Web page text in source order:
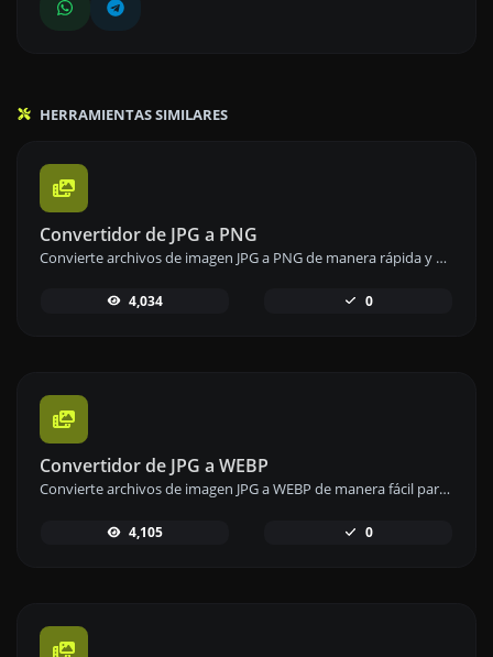
HERRAMIENTAS SIMILARES
Convertidor de JPG a PNG
Convierte archivos de imagen JPG a PNG de manera rápida y eficiente para una mayor flexibilidad en el uso de imágenes.
4,034 0
Convertidor de JPG a WEBP
Convierte archivos de imagen JPG a WEBP de manera fácil para optimizar la calidad y el tamaño de las imágenes.
4,105 0